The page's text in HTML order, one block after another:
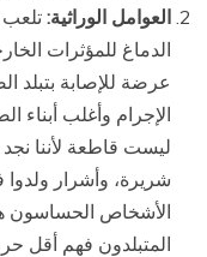
العوامل الوراثية: تلعب
الدماغ للمؤثرات
عرضة للإصابة بتبلد
الإجرام وأغلب أبناء
ليست قاطعة لأننا
شريرة، وأشرار
الأشخاص الحساسون
المتبلدون فهم أقل